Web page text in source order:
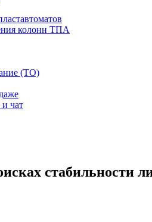
колонн ТПА
(ТО)
чат
стабильности